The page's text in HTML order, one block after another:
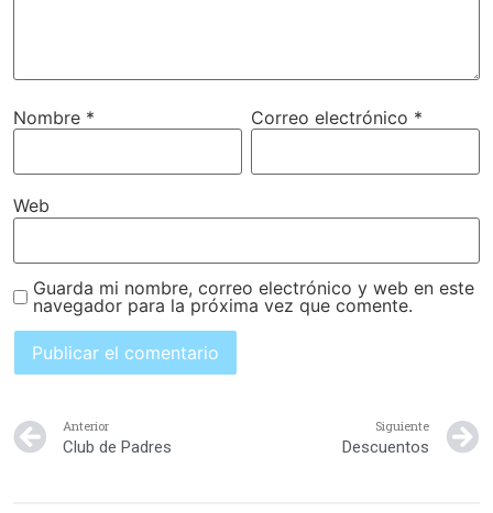
Nombre * Correo electrónico *
Web
Guarda mi nombre, correo electrónico y web en este
navegador para la próxima vez que comente.
Anterior
Club de Padres
Siguiente
Descuentos